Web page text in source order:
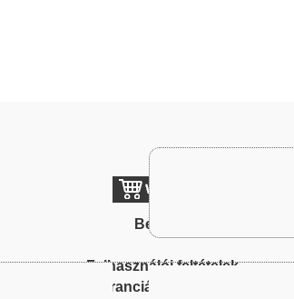
Belépés
Felhasználói feltételek
Garanciális feltételek